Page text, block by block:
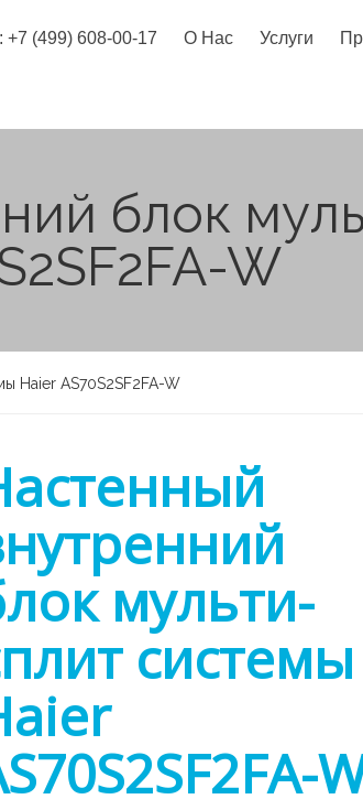
(499) 608-00-17 О Нас Услуги
блок
W
Haier AS70S2SF2FA-W
мульти-
системы